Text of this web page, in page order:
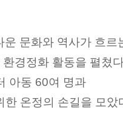
운 문화와 역사가 흐르
경정화 활동을 펼쳤
아동 60여 명과
한 온정의 손길을 모았